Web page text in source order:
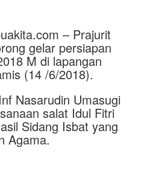
– Prajurit
gelar persiapan
M di lapangan
(14 /6/2018).
Nasarudin Umasugi
salat Idul Fitri
Sidang Isbat yang
Agama.